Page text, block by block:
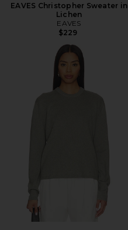
EAVES Christopher Sweater in
Lichen
EAVES
$229